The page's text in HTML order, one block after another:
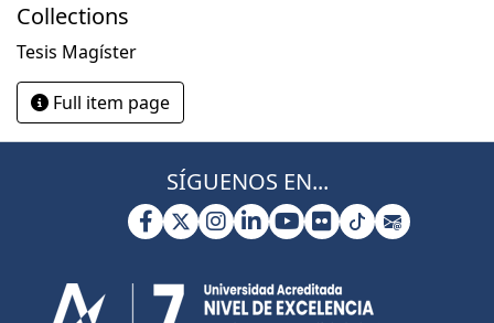
Collections
Tesis Magíster
Full item page
SÍGUENOS EN...